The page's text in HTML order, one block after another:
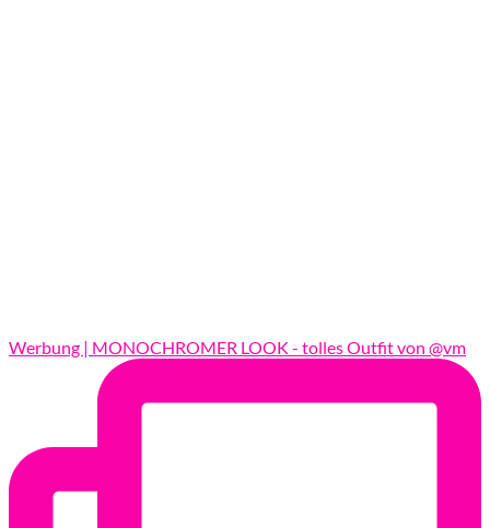
Werbung | MONOCHROMER LOOK - tolles Outfit von @vm